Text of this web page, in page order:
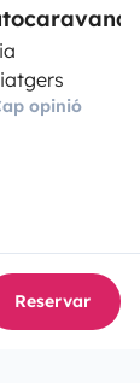
opinió
Reservar